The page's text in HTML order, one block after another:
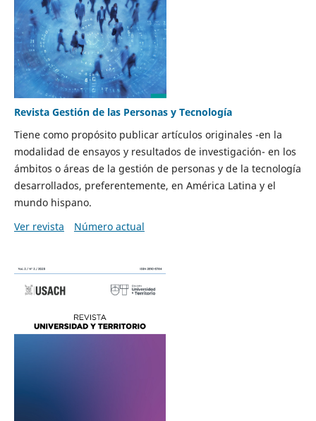
Revista Gestión de las Personas y Tecnología
Tiene como propósito publicar artículos originales -en la
modalidad de ensayos y resultados de investigación- en los
ámbitos o áreas de la gestión de personas y de la tecnología
desarrollados, preferentemente, en América Latina y el
mundo hispano.
Ver revista
Número actual